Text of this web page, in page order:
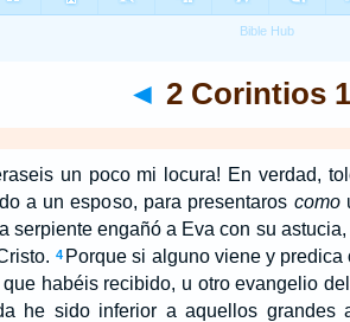
◄ 2 Corintios
un poco mi locura! En verdad,
a un esposo, para presentaros como
serpiente engañó a Eva con su
4 Porque si alguno viene y
habéis recibido, u otro evangelio
he sido inferior a aquellos grandes